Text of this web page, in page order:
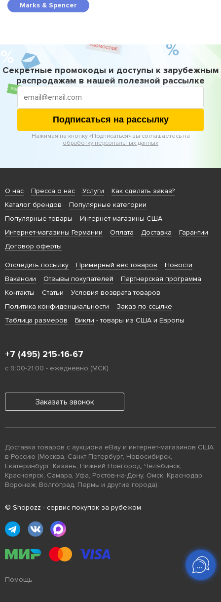
Marks & Spencer
Секретные промокоды и доступы к зарубежным
распродажам в нашей полезной рассылке
Подписаться на рассылку
Нажимая на кнопку «Подписаться» вы соглашаетесь на
обработку персональных данных
О нас Пресса о нас Услуги
Как сделать заказ?
Каталог брендов
Популярные категории
Популярные товары
Интернет-магазины США
Интернет-магазины Германии
Оплата Доставка
Гарантии
Договор оферты
Отследить посылку Примерный вес товаров
Новости
Вакансии
Отзывы покупателей
Партнерская программа
Контакты
Статьи
Условия возврата товаров
Политика конфиденциальности
Заказ по ссылке
Таблица размеров
Бикли - товары из США и Европы
+7 (495) 215-16-67
с 9:00-21:00 - ежедневно (МСК)
Заказать звонок
Доставка товаров с аукциона eBay и интернет-магазинов США
в Россию (Москва, Санкт-Петербург, Новосибирск,
Екатеринбург, Казань, Нижний Новгород, Челябинск,
Красноярск, Самара, Уфа, Ростов-на-Дону, Омск, Краснодар,
Воронеж, Волгоград, Пермь и другие города).
© Shopozz - сервис покупок за рубежом
Помощь